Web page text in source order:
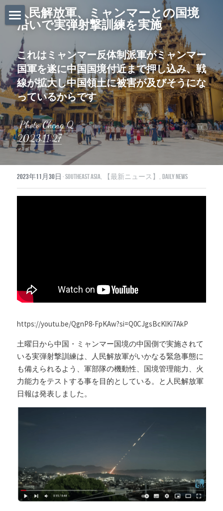
ホーム
Daily News
About Globalists
U.S. News
EuropeNews
China News
Featured Topics
Japan
特集ページ
Beginner's Content
question corner
投資
ログイン/登録
人民解放軍、ミャンマーとの国境
沿いで実弾射撃訓練を実施
これはミャンマー反体制派軍がミャンマー
国軍を遂に中国国境付近まで押し込み、戦
線が拡大し中国領土に被害が及びそうにな
っているからです
Photo Cheng Q
2023.11.27
2023年11月30日 ·Southeast Asia, 【最新ニュース】, Daily News
https://youtu.be/QgnP8-FpKAw?si=Q0CJgsBcKlKi7AkP
土曜日から中国・ミャンマー国境の中国側で実施されて
いる実弾射撃訓練は、人民解放軍がいかなる緊急事態に
も備えられるよう、軍部隊の機動性、国境管理能力、火
力能力をテストする事を目的としている。と人民解放軍
日報は発表しました。